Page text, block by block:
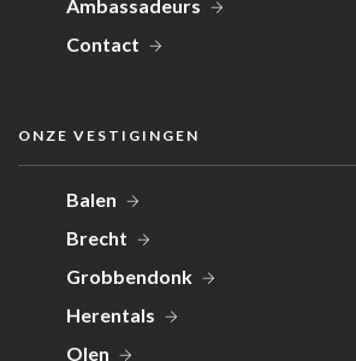
Ambassadeurs
Contact
ONZE VESTIGINGEN
Balen
Brecht
Grobbendonk
Herentals
Olen